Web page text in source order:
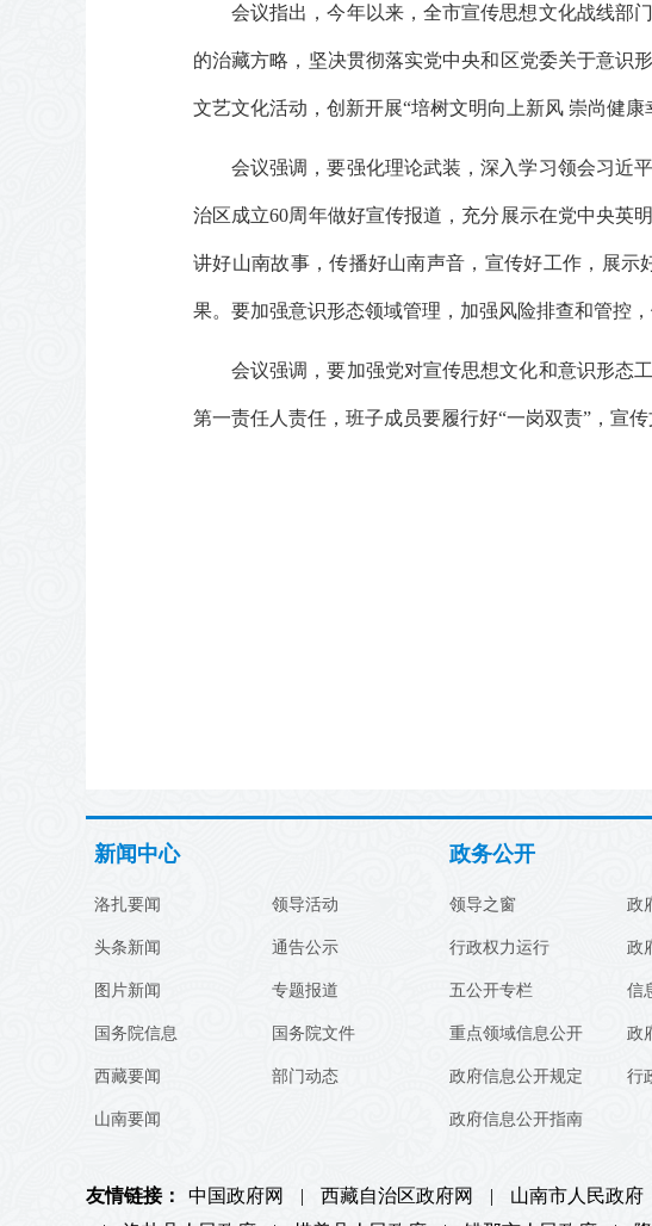
会议指出，今年以来，全市宣传思想文化战线部
的治藏方略，坚决贯彻落实党中央和区党委关于意识
文艺文化活动，创新开展“培树文明向上新风 崇尚健
会议强调，要强化理论武装，深入学习领会习近
治区成立60周年做好宣传报道，充分展示在党中央英
讲好山南故事，传播好山南声音，宣传好工作，展
果。要加强意识形态领域管理，加强风险排查和管控
会议强调，要加强党对宣传思想文化和意识形态
第一责任人责任，班子成员要履行好“一岗双责”，宣
新闻中心
洛扎要闻
头条新闻
图片新闻
国务院信息
西藏要闻
山南要闻
领导活动
通告公示
专题报道
国务院文件
部门动态
政务公开
领导之窗
行政权力运行
五公开专栏
重点领域信息公开
政府信息公开规定
政府信息公开指南
政
政
信
政
行
友情链接： 中国政府网 | 西藏自治区政府网 | 山南市人民政府